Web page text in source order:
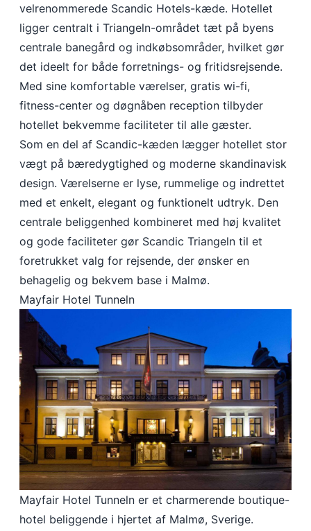
velrenommerede Scandic Hotels-kæde. Hotellet
ligger centralt i Triangeln-området tæt på byens
centrale banegård og indkøbsområder, hvilket gør
det ideelt for både forretnings- og fritidsrejsende.
Med sine komfortable værelser, gratis wi-fi,
fitness-center og døgnåben reception tilbyder
hotellet bekvemme faciliteter til alle gæster.
Som en del af Scandic-kæden lægger hotellet stor
vægt på bæredygtighed og moderne skandinavisk
design. Værelserne er lyse, rummelige og indrettet
med et enkelt, elegant og funktionelt udtryk. Den
centrale beliggenhed kombineret med høj kvalitet
og gode faciliteter gør Scandic Triangeln til et
foretrukket valg for rejsende, der ønsker en
behagelig og bekvem base i Malmø.
Mayfair Hotel Tunneln
Mayfair Hotel Tunneln er et charmerende boutique-
hotel beliggende i hjertet af Malmø, Sverige.